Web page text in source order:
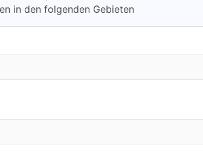
in den folgenden Gebieten